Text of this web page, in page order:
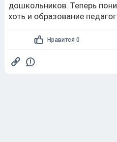
дошкольников. Теперь
хоть и образование
Нравится 0